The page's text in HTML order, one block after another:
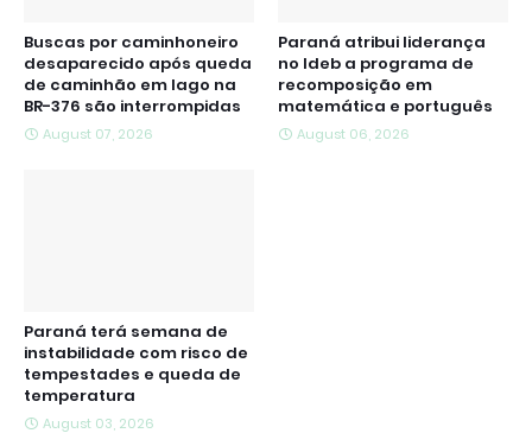
Buscas por caminhoneiro
desaparecido após queda
de caminhão em lago na
BR-376 são interrompidas
August 07, 2026
Paraná atribui liderança
no Ideb a programa de
recomposição em
matemática e português
August 06, 2026
Paraná terá semana de
instabilidade com risco de
tempestades e queda de
temperatura
August 03, 2026